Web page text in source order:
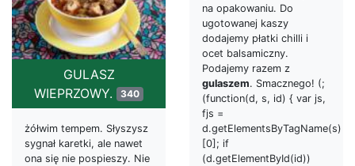
na opakowaniu. Do
ugotowanej kaszy
dodajemy płatki chilli i
ocet balsamiczny.
Podajemy razem z
gulaszem. Smacznego! (;
(function(d, s, id) { var js,
fjs =
d.getElementsByTagName(s)
[0]; if
(d.getElementById(id))
GULASZ
WIEPRZOWY. 340
żółwim tempem. Słyszysz
sygnał karetki, ale nawet
ona się nie pospieszy. Nie